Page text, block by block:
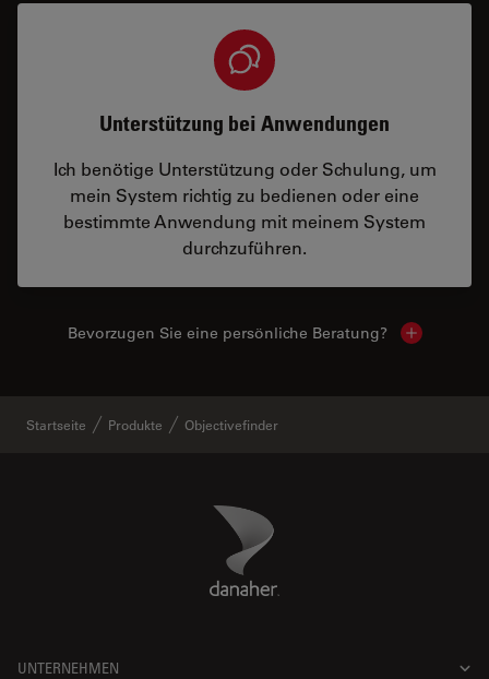
Unterstützung bei Anwendungen
Ich benötige Unterstützung oder Schulung, um
mein System richtig zu bedienen oder eine
bestimmte Anwendung mit meinem System
durchzuführen.
Bevorzugen Sie eine persönliche Beratung? Show
Startseite Produkte Objectivefinder
Danaher Logo
UNTERNEHMEN